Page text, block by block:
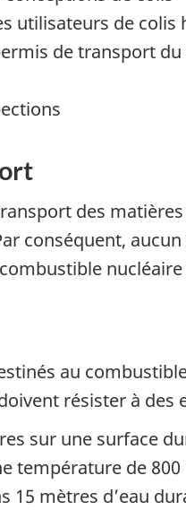
utilisateurs de colis
de transport
des
conséquent,
nucléaire
au
résister à
sur une surface
température de
15 mètres d’eau